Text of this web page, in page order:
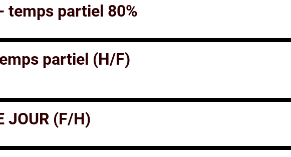
partiel 80%
partiel (H/F)
JOUR (F/H)